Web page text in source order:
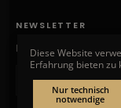
NEWSLETTER
Neue Kollektionen,
Diese Website
Erfahrung bieten zu
Nur technisch
notwendige